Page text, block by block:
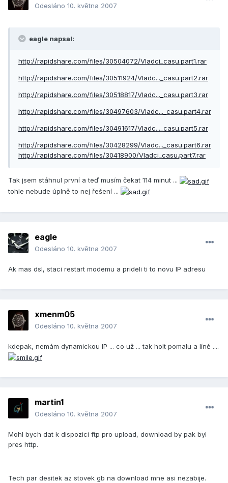
Odesláno 10. května 2007
eagle napsal:
http://rapidshare.com/files/30504072/Vladci_casu.part1.rar
http://rapidshare.com/files/30511924/Vladc..._casu.part2.rar
http://rapidshare.com/files/30518817/Vladc..._casu.part3.rar
http://rapidshare.com/files/30497603/Vladc..._casu.part4.rar
http://rapidshare.com/files/30491617/Vladc..._casu.part5.rar
http://rapidshare.com/files/30428299/Vladc..._casu.part6.rar
http://rapidshare.com/files/30418900/Vladci_casu.part7.rar
Tak jsem stáhnul první a teď musím čekat 114 minut ...
tohle nebude úplně to nej řešení ...
eagle
Odesláno 10. května 2007
Ak mas dsl, staci restart modemu a prideli ti to novu IP adresu
xmenm05
Odesláno 10. května 2007
kdepak, nemám dynamickou IP ... co už ... tak holt pomalu a líně ....
martin1
Odesláno 10. května 2007
Mohl bych dat k dispozici ftp pro upload, download by pak byl
pres http.
Tech par desitek az stovek gb na download mne asi nezabije.